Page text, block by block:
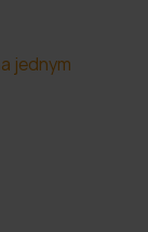
jednym